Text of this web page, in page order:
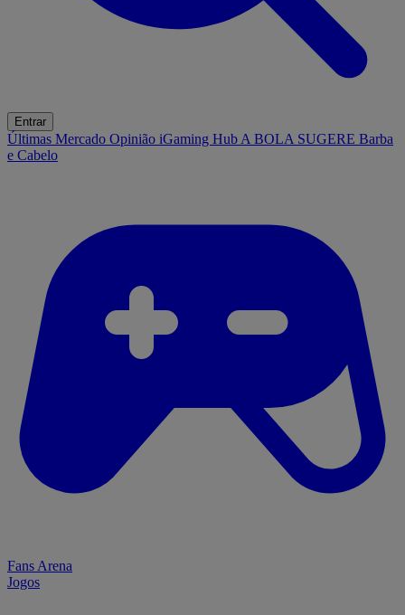
Entrar
Últimas Mercado Opinião iGaming Hub A BOLA SUGERE Barba
e Cabelo
Fans Arena
Jogos